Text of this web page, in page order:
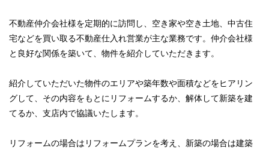
不動産仲介会社様を定期的に訪問し、空き家や空き土地、中古住
宅などを買い取る不動産仕入れ営業が主な業務です。仲介会社様
と良好な関係を築いて、物件を紹介していただきます。
紹介していただいた物件のエリアや築年数や面積などをヒアリン
グして、その内容をもとにリフォームするか、解体して新築を建
てるか、支店内で協議いたします。
リフォームの場合はリフォームプランを考え、新築の場合は建築